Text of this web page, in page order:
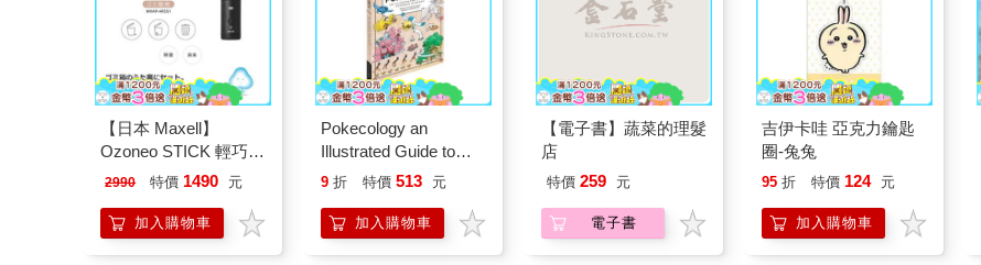
【日本 Maxell】
Ozoneo STICK 輕巧型
除菌消臭器－垃圾箱用
2990 特價 1490 元
加入購物車
Pokecology an
Illustrated Guide to
Pokemon Ecology
Press)
9 折 特價 513 元
加入購物車
【電子書】蔬菜的理髮
店
特價 259 元
電子書
吉伊卡哇 亞克力鑰匙
圈-兔兔
95 折 特價 124 元
加入購物車